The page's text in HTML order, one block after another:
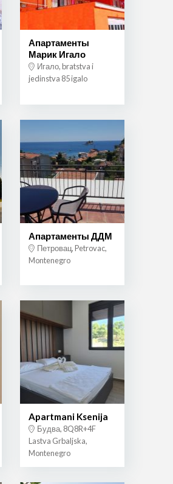
Апартаменты
Марик Игало
Игало, bratstva i
jedinstva 85 igalo
Апартаменты ДДМ
Петровац, Petrovac,
Montenegro
Apartmani Ksenija
Будва, 8Q8R+4F
Lastva Grbaljska,
Montenegro